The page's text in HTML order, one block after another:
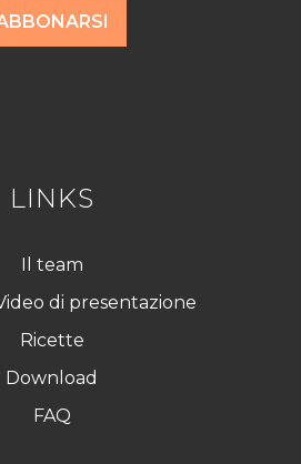
LINKS
Il team
di presentazione
Ricette
Download
FAQ